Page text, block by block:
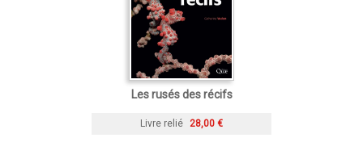
Les rusés des récifs
Livre relié 28,00 €